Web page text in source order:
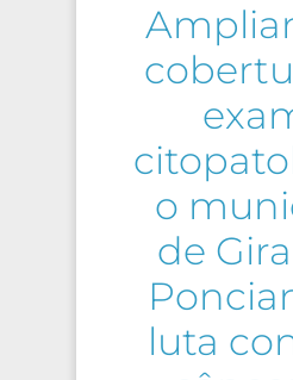
o
de
luta